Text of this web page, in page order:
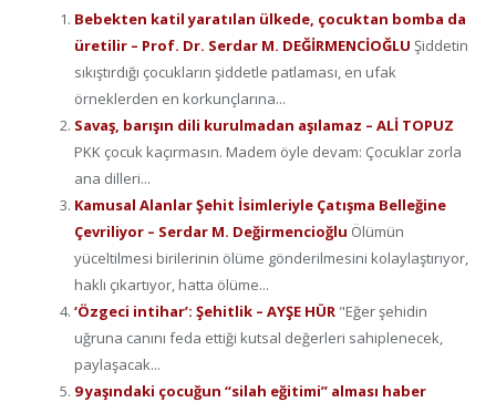
Bebekten katil yaratılan ülkede, çocuktan bomba da
üretilir – Prof. Dr. Serdar M. DEĞİRMENCİOĞLU Şiddetin
sıkıştırdığı çocukların şiddetle patlaması, en ufak
örneklerden en korkunçlarına...
Savaş, barışın dili kurulmadan aşılamaz – ALİ TOPUZ
PKK çocuk kaçırmasın. Madem öyle devam: Çocuklar zorla
ana dilleri...
Kamusal Alanlar Şehit İsimleriyle Çatışma Belleğine
Çevriliyor – Serdar M. Değirmencioğlu Ölümün
yüceltilmesi birilerinin ölüme gönderilmesini kolaylaştırıyor,
haklı çıkartıyor, hatta ölüme...
‘Özgeci intihar’: Şehitlik – AYŞE HÜR "Eğer şehidin
uğruna canını feda ettiği kutsal değerleri sahiplenecek,
paylaşacak...
9 yaşındaki çocuğun “silah eğitimi” alması haber